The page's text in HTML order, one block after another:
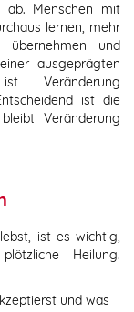
ab. Menschen mit
lernen, mehr
übernehmen und
ausgeprägten
ist Veränderung
ist die
Veränderung
ist es wichtig,
Heilung.
und was